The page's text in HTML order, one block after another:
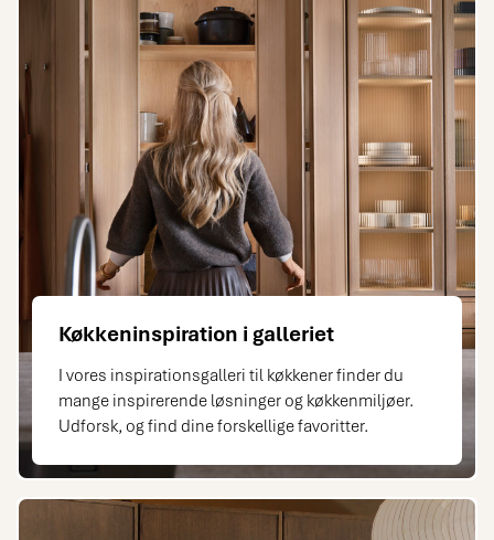
Køkkeninspiration i galleriet
I vores inspirationsgalleri til køkkener finder du
mange inspirerende løsninger og køkkenmiljøer.
Udforsk, og find dine forskellige favoritter.